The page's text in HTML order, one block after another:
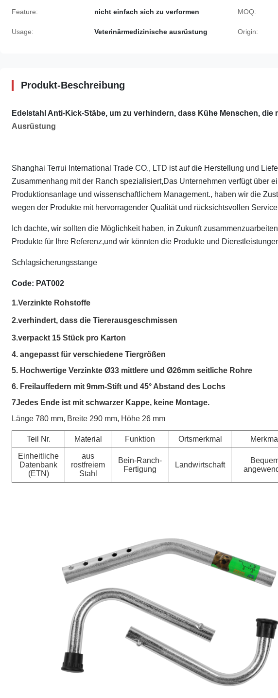
Feature: nicht einfach sich zu verformen MOQ:
Usage: Veterinärmedizinische ausrüstung Origin:
Produkt-Beschreibung
Edelstahl Anti-Kick-Stäbe, um zu verhindern, dass Kühe Menschen, die
Ausrüstung
Shanghai Terrui International Trade CO., LTD ist auf die Herstellung und
Zusammenhang mit der Ranch spezialisiert,Das Unternehmen verfügt über
Produktionsanlage und wissenschaftlichem Management., haben wir die
wegen der Produkte mit hervorragender Qualität und rücksichtsvollen
Ich dachte, wir sollten die Möglichkeit haben, in Zukunft
Produkte für Ihre Referenz,und wir könnten die Produkte und
Schlagsicherungsstange
Code: PAT002
1.Verzinkte Rohstoffe
2.verhindert, dass die Tiererausgeschmissen
3.verpackt 15 Stück pro Karton
4. angepasst für verschiedene Tiergrößen
5. Hochwertige Verzinkte Ø33 mittlere und Ø26mm seitliche Rohre
6. Freilauffedern mit 9mm-Stift und 45° Abstand des Lochs
7Jedes Ende ist mit schwarzer Kappe, keine Montage.
Länge 780 mm, Breite 290 mm, Höhe 26 mm
Teil Nr. Material Funktion Ortsmerkmal Merkmal
Einheitliche
Datenbank
(ETN)
aus
rostfreiem
Stahl
Bein-Ranch-
Fertigung
Landwirtschaft